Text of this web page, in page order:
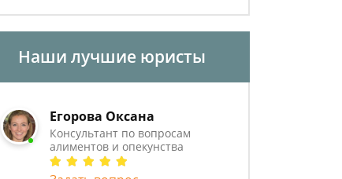
Наши лучшие юристы
Егорова Оксана
Консультант по вопросам
алиментов и опекунства